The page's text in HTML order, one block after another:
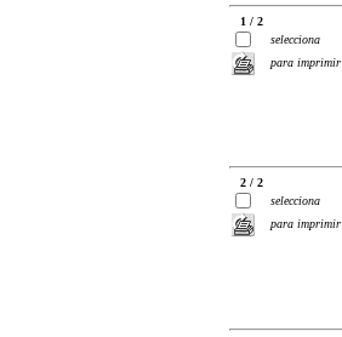
1 / 2
selecciona
para imprimir
2 / 2
selecciona
para imprimir